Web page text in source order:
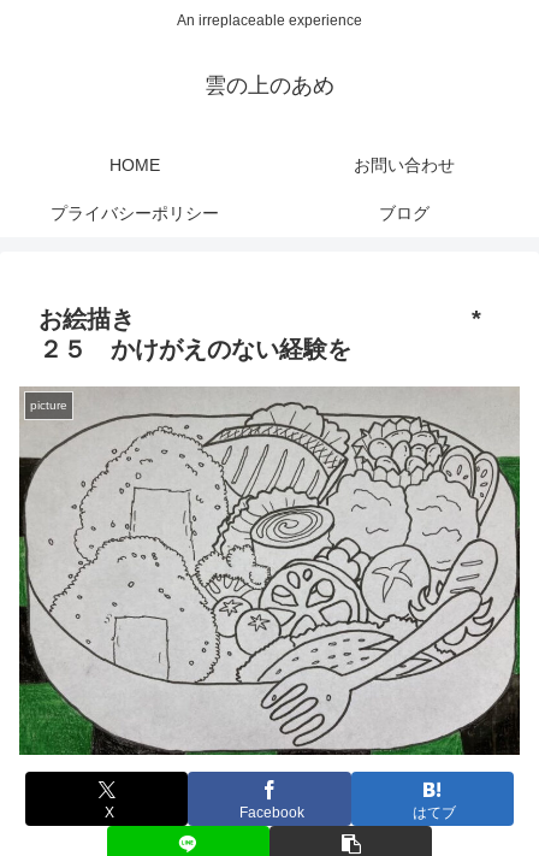
An irreplaceable experience
雲の上のあめ
HOME お問い合わせ
プライバシーポリシー ブログ
お絵描き *
２５ かけがえのない経験を
picture
X Facebook はてブ